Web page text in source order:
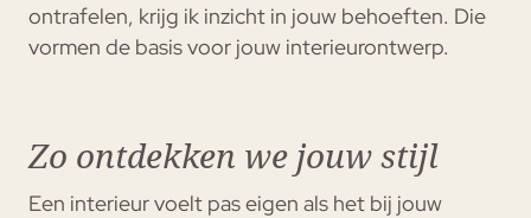
ontrafelen, krijg ik inzicht in jouw behoeften. Die
vormen de basis voor jouw interieurontwerp.
Zo ontdekken we jouw stijl
Een interieur voelt pas eigen als het bij jouw